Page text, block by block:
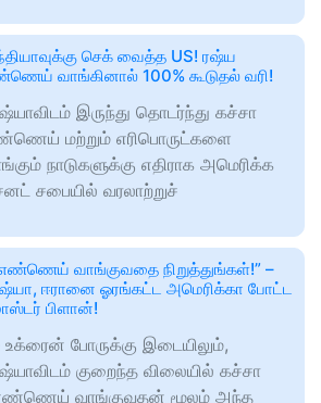
செக் வைத்த US! ரஷ்ய
வாங்கினால் 100% கூடுதல் வரி!
இருந்து தொடர்ந்து கச்சா
மற்றும் எரிபொருட்களை
நாடுகளுக்கு எதிராக அமெரிக்க
சபையில் வரலாற்றுச்
வாங்குவதை நிறுத்துங்கள்!” –
ஈரானை ஓரங்கட்ட அமெரிக்கா போட்ட
பிளான்!
உக்ரைன் போருக்கு இடையிலும்,
குறைந்த விலையில் கச்சா
வாங்குவதன் மூலம் அந்த